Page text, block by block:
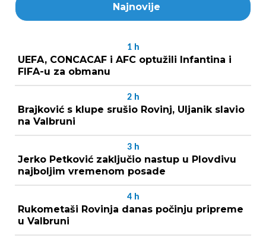
Najnovije
1 h
UEFA, CONCACAF i AFC optužili Infantina i
FIFA-u za obmanu
2 h
Brajković s klupe srušio Rovinj, Uljanik slavio
na Valbruni
3 h
Jerko Petković zaključio nastup u Plovdivu
najboljim vremenom posade
4 h
Rukometaši Rovinja danas počinju pripreme
u Valbruni